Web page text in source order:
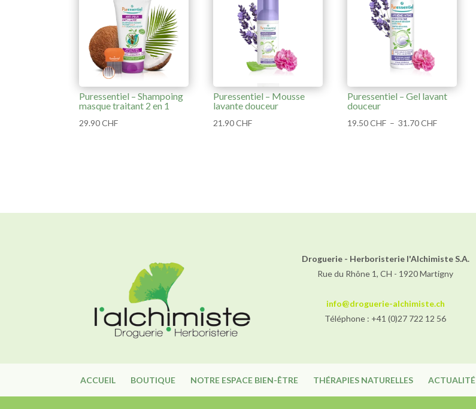
Puressentiel – Shampoing
masque traitant 2 en 1
29.90CHF
Puressentiel – Mousse
lavante douceur
21.90CHF
Puressentiel – Gel lavant
douceur
19.50CHF – 31.70CHFPlage
Droguerie - Herboristerie l'Alchimiste S.A.
Rue du Rhône 1, CH - 1920 Martigny
info@droguerie-alchimiste.ch
Téléphone : +41 (0)27 722 12 56
ACCUEIL BOUTIQUE NOTRE ESPACE BIEN-ÊTRE THÉRAPIES NATURELLES ACTUALITÉ